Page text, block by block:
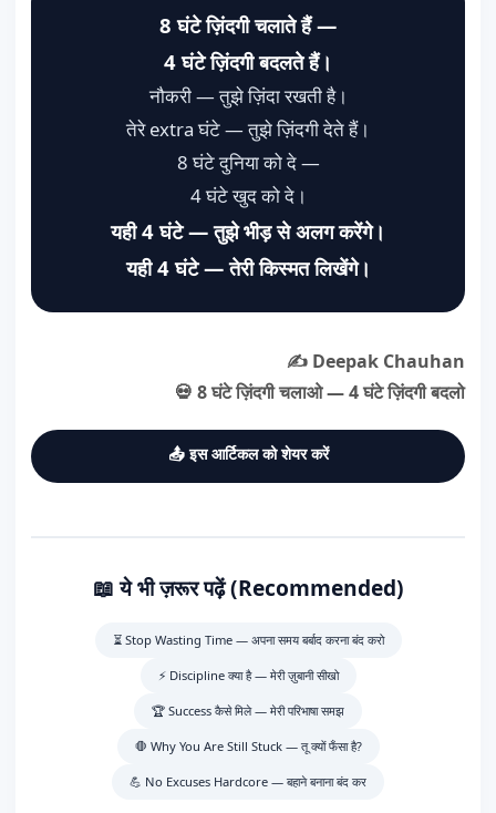
8 घंटे ज़िंदगी चलाते हैं —
4 घंटे ज़िंदगी बदलते हैं।
नौकरी — तुझे ज़िंदा रखती है।
तेरे extra घंटे — तुझे ज़िंदगी देते हैं।
8 घंटे दुनिया को दे —
4 घंटे खुद को दे।
यही 4 घंटे — तुझे भीड़ से अलग करेंगे।
यही 4 घंटे — तेरी किस्मत लिखेंगे।
✍️ Deepak Chauhan
💀 8 घंटे ज़िंदगी चलाओ — 4 घंटे ज़िंदगी बदलो
📤 इस आर्टिकल को शेयर करें
📖 ये भी ज़रूर पढ़ें (Recommended)
⏳ Stop Wasting Time — अपना समय बर्बाद करना बंद करो
⚡ Discipline क्या है — मेरी ज़ुबानी सीखो
🏆 Success कैसे मिले — मेरी परिभाषा समझ
🛑 Why You Are Still Stuck — तू क्यों फँसा है?
💪 No Excuses Hardcore — बहाने बनाना बंद कर